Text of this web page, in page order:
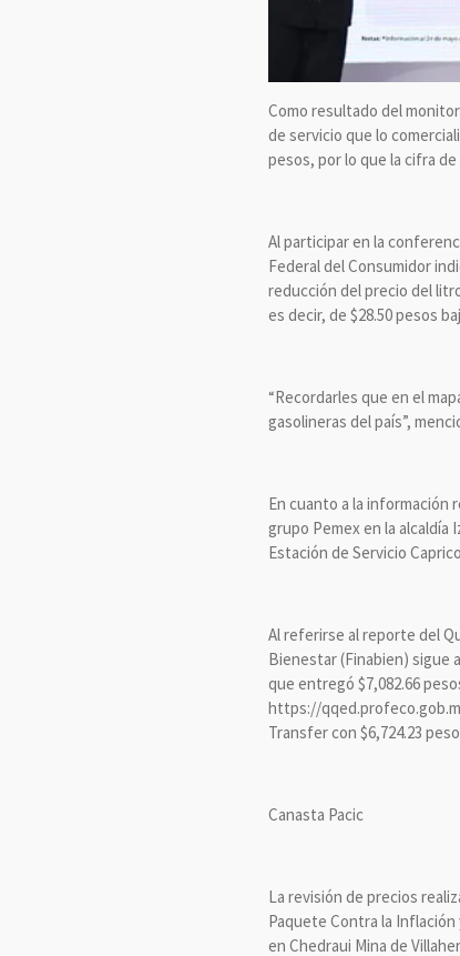
Como resultado del
de servicio que lo
pesos, por lo que la cifra
Al participar en la
Federal del Consumidor
reducción del precio del
es decir, de $28.50 pesos
“Recordarles que en el
gasolineras del país”,
En cuanto a la información
grupo Pemex en la alcaldía
Estación de Servicio
Al referirse al reporte del
Bienestar (Finabien) sigue
que entregó $7,082.66
https://
Transfer con $6,724.23
Canasta Pacic
La revisión de precios
Paquete Contra la Inflación
en Chedraui Mina de